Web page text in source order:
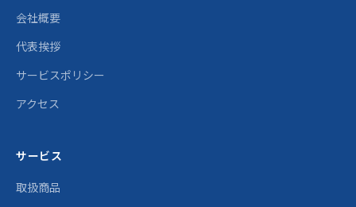
会社概要
代表挨拶
サービスポリシー
アクセス
サービス
取扱商品